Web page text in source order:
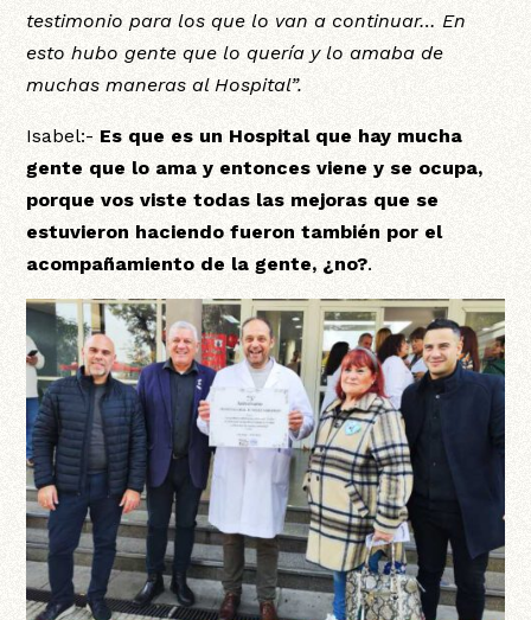
testimonio para los que lo van a continuar… En
esto hubo gente que lo quería y lo amaba de
muchas maneras al Hospital”.
Isabel:- Es que es un Hospital que hay mucha
gente que lo ama y entonces viene y se ocupa,
porque vos viste todas las mejoras que se
estuvieron haciendo fueron también por el
acompañamiento de la gente, ¿no?.